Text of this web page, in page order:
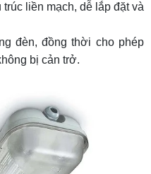
liền mạch, dễ lắp đặt và
đèn, đồng thời cho phép
bị cản trở.